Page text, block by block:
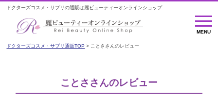
ドクターズコスメ・サプリの通販は麗ビューティーオンラインショップ
MENU
MENU
ドクターズコスメ・サプリ通販TOP ことささんのレビュー
ことささんのレビュー